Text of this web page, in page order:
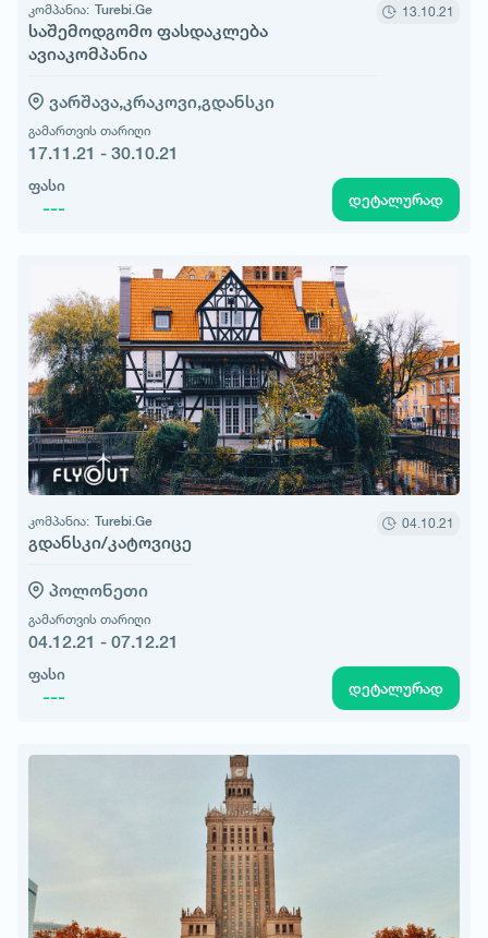
კომპანია: Turebi.Ge
საშემოდგომო ფასდაკლება
ავიაკომპანია
13.10.21
ვარშავა,კრაკოვი,გდანსკი
გამართვის თარიღი
17.11.21 - 30.10.21
ფასი
--- დეტალურად
კომპანია: Turebi.Ge
გდანსკი/კატოვიცე
04.10.21
პოლონეთი
გამართვის თარიღი
04.12.21 - 07.12.21
ფასი
--- დეტალურად